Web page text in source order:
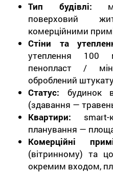
Тип будівлі:
поверховий
комерційними
Стіни та
утеплення 100
пенопласт /
оброблений
Статус: будинок
(здавання —
Квартири: smart-
планування —
Комерційні
(вітринному) та
окремим входом,